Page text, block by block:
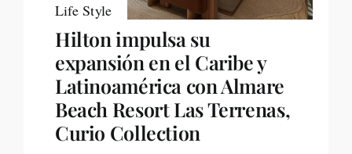
Life Style
Hilton impulsa su
expansión en el Caribe y
Latinoamérica con Almare
Beach Resort Las Terrenas,
Curio Collection